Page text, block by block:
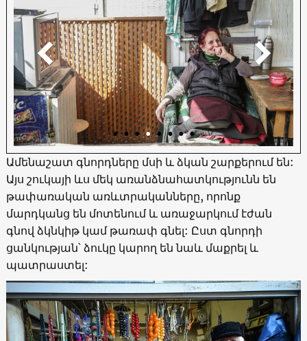
Ամենաշատ գնորդները մսի և ձկան շարքերում են:
Այս շուկայի ևս մեկ առանձնահատկությունն են
թափառական առևտրականները, որոնք
մարդկանց են մոտենում և առաջարկում էժան
գնով ձկնկիթ կամ թառափ գնել: Ըստ գնորդի
ցանկության՝ ձուկը կարող են նաև մաքրել և
պատրաստել: